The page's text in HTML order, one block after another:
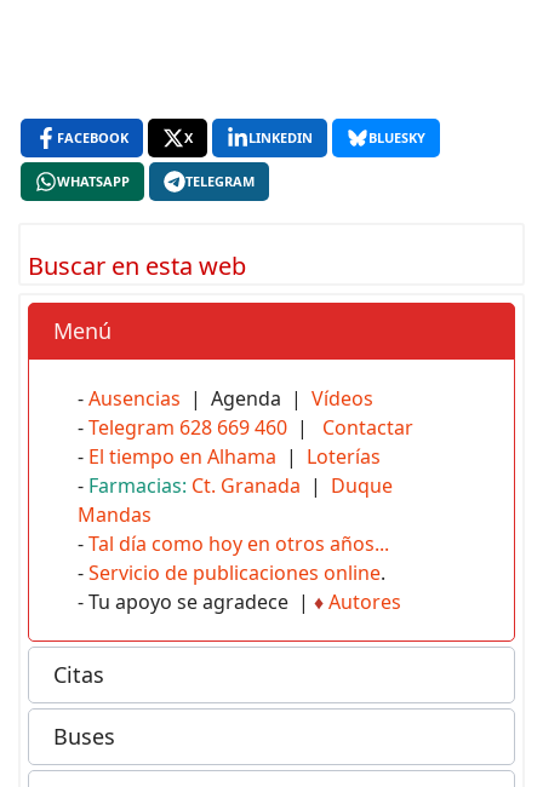
FACEBOOK X LINKEDIN BLUESKY
WHATSAPP TELEGRAM
Buscar en esta web
Menú
-Ausencias | Agenda | Vídeos
-Telegram 628 669 460 | Contactar
- El tiempo en Alhama | Loterías
- Farmacias: Ct. Granada | Duque
Mandas
-Tal día como hoy en otros años...
-Servicio de publicaciones online.
- Tu apoyo se agradece | ♦Autores
Citas
Buses